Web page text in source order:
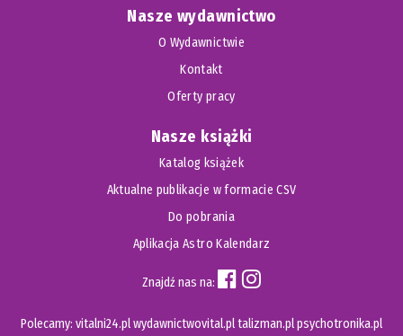
Nasze wydawnictwo
O Wydawnictwie
Kontakt
Oferty pracy
Nasze książki
Katalog książek
Aktualne publikacje w formacie CSV
Do pobrania
Aplikacja Astro Kalendarz
Znajdź nas na:
Polecamy: vitalni24.plwydawnictwovital.pltalizman.plpsychotronika.pl